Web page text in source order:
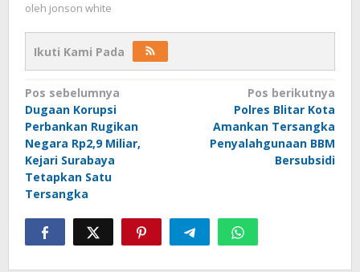
oleh jonson white
Ikuti Kami Pada
Navigasi
pos
Pos sebelumnya
Dugaan Korupsi
Perbankan Rugikan
Negara Rp2,9 Miliar,
Kejari Surabaya
Tetapkan Satu
Tersangka
Pos berikutnya
Polres Blitar Kota
Amankan Tersangka
Penyalahgunaan BBM
Bersubsidi